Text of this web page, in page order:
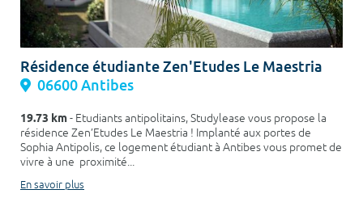
Résidence étudiante Zen'Etudes Le Maestria
06600 Antibes
19.73 km- Etudiants antipolitains, Studylease vous propose la
résidence Zen’Etudes Le Maestria ! Implanté aux portes de
Sophia Antipolis, ce logement étudiant à Antibes vous promet de
vivre à une proximité...
En savoir plus